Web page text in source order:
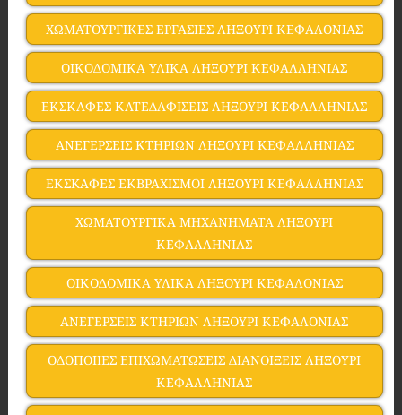
ΧΩΜΑΤΟΥΡΓΙΚΕΣ ΕΡΓΑΣΙΕΣ ΛΗΞΟΥΡΙ ΚΕΦΑΛΟΝΙΑΣ
ΟΙΚΟΔΟΜΙΚΑ ΥΛΙΚΑ ΛΗΞΟΥΡΙ ΚΕΦΑΛΛΗΝΙΑΣ
ΕΚΣΚΑΦΕΣ ΚΑΤΕΔΑΦΙΣΕΙΣ ΛΗΞΟΥΡΙ ΚΕΦΑΛΛΗΝΙΑΣ
ΑΝΕΓΕΡΣΕΙΣ ΚΤΗΡΙΩΝ ΛΗΞΟΥΡΙ ΚΕΦΑΛΛΗΝΙΑΣ
ΕΚΣKΑΦΕΣ ΕΚΒΡΑΧΙΣΜΟΙ ΛΗΞΟΥΡΙ ΚΕΦΑΛΛΗΝΙΑΣ
ΧΩΜΑΤΟΥΡΓΙΚΑ ΜΗΧΑΝΗΜΑΤΑ ΛΗΞΟΥΡΙ
ΚΕΦΑΛΛΗΝΙΑΣ
ΟΙΚΟΔΟΜΙΚΑ ΥΛΙΚΑ ΛΗΞΟΥΡΙ ΚΕΦΑΛΟΝΙΑΣ
ΑΝΕΓΕΡΣΕΙΣ ΚΤΗΡΙΩΝ ΛΗΞΟΥΡΙ ΚΕΦΑΛΟΝΙΑΣ
ΟΔΟΠΟΙΙΕΣ ΕΠΙΧΩΜΑΤΩΣΕΙΣ ΔΙΑΝΟΙΞΕΙΣ ΛΗΞΟΥΡΙ
ΚΕΦΑΛΛΗΝΙΑΣ